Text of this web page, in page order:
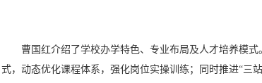
曹国红介绍了学校办学特色、专业布局及人才培养模
式，动态优化课程体系，强化岗位实操训练；同时推进“三